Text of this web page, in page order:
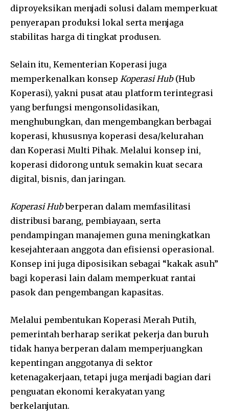
diproyeksikan menjadi solusi dalam memperkuat
penyerapan produksi lokal serta menjaga
stabilitas harga di tingkat produsen.
Selain itu, Kementerian Koperasi juga
memperkenalkan konsep Koperasi Hub(Hub
Koperasi), yakni pusat atau platform terintegrasi
yang berfungsi mengonsolidasikan,
menghubungkan, dan mengembangkan berbagai
koperasi, khususnya koperasi desa/kelurahan
dan Koperasi Multi Pihak. Melalui konsep ini,
koperasi didorong untuk semakin kuat secara
digital, bisnis, dan jaringan.
Koperasi Hubberperan dalam memfasilitasi
distribusi barang, pembiayaan, serta
pendampingan manajemen guna meningkatkan
kesejahteraan anggota dan efisiensi operasional.
Konsep ini juga diposisikan sebagai “kakak asuh”
bagi koperasi lain dalam memperkuat rantai
pasok dan pengembangan kapasitas.
Melalui pembentukan Koperasi Merah Putih,
pemerintah berharap serikat pekerja dan buruh
tidak hanya berperan dalam memperjuangkan
kepentingan anggotanya di sektor
ketenagakerjaan, tetapi juga menjadi bagian dari
penguatan ekonomi kerakyatan yang
berkelanjutan.